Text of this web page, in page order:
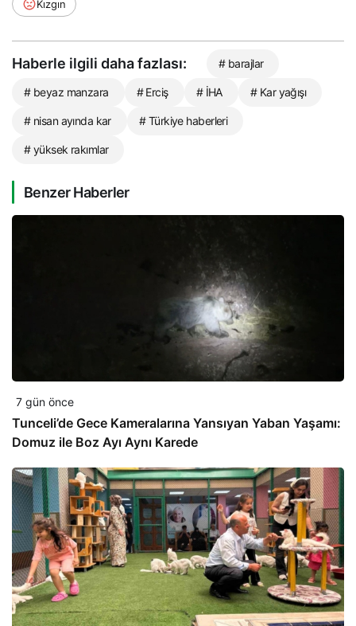
Kızgın
Haberle ilgili daha fazlası: # barajlar
# beyaz manzara # Erciş # İHA # Kar yağışı
# nisan ayında kar # Türkiye haberleri
# yüksek rakımlar
Benzer Haberler
7 gün önce
Tunceli’de Gece Kameralarına Yansıyan Yaban Yaşamı:
Domuz ile Boz Ayı Aynı Karede